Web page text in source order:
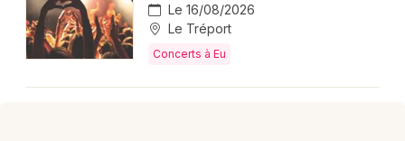
Le 16/08/2026
Le Tréport
Concerts à Eu